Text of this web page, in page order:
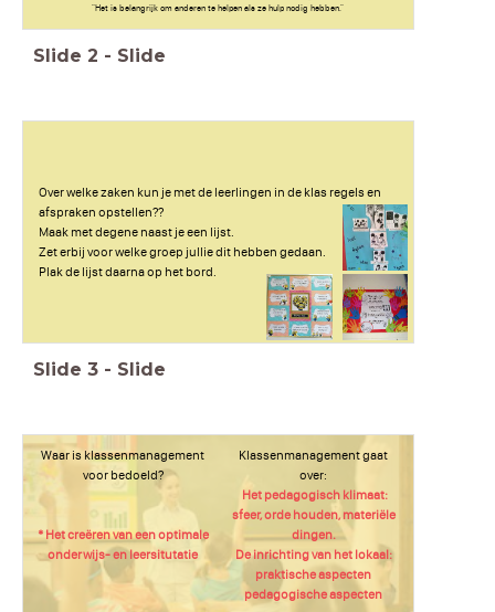
"Het is belangrijk om anderen te helpen als ze hulp nodig hebben."
Slide 2 - Slide
Over welke zaken kun je met de leerlingen in de klas regels en
afspraken opstellen??
Maak met degene naast je een lijst.
Zet erbij voor welke groep jullie dit hebben gedaan.
Plak de lijst daarna op het bord.
Slide 3 - Slide
Waar is klassenmanagement
voor bedoeld?
* Het creëren van een optimale
onderwijs- en leersitutatie
Klassenmanagement gaat
over:
Het pedagogisch klimaat:
sfeer, orde houden, materiële
dingen.
De inrichting van het lokaal:
praktische aspecten
pedagogische aspecten